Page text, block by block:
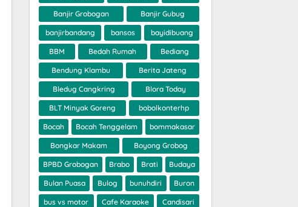
Banjir Grobogan Banjir Gubug
banjirbandang bansos bayidibuang
BBM Bedah Rumah Bediang
Bendung Klambu Berita Jateng
Bledug Cangkring Blora Today
BLT Minyak Goreng bobolkonterhp
Bocah Bocah Tenggelam bommakasar
Bongkar Makam Boyong Grobog
BPBD Grobogan Brabo Brati Budaya
Bulan Puasa Bulog bunuhdiri Buron
bus vs motor Cafe Karaoke Candisari